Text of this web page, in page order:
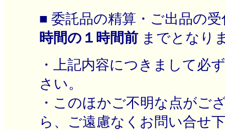
■ 委託品の精算・ご出品の
時間の１時間前 までとなり
・上記内容につきまして必
さい。
・このほかご不明な点がご
ら、ご遠慮なくお問い合せ